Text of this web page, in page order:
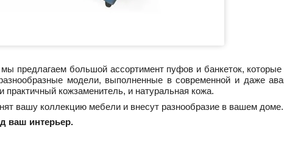
предлагаем большой ассортимент пуфов и банкеток,
модели, выполненные в современной и даже
практичный кожзаменитель, и натуральная кожа.
вашу коллекцию мебели и внесут разнообразие в вашем доме.
ваш интерьер.